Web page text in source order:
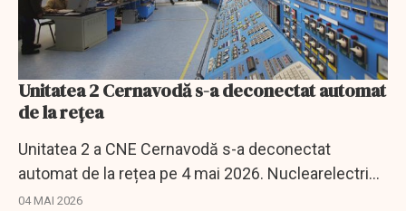
Unitatea 2 Cernavodă s-a deconectat automat
de la rețea
Unitatea 2 a CNE Cernavodă s-a deconectat
automat de la rețea pe 4 mai 2026. Nuclearelectrica
anunță că nu există impact asupra securității.
04 MAI 2026